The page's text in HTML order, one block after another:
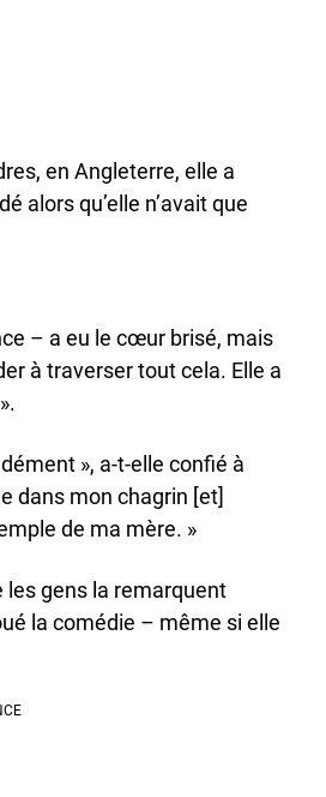
en Angleterre, elle a
alors qu’elle n’avait que
– a eu le cœur brisé, mais
à traverser tout cela. Elle a
», a-t-elle confié à
dans mon chagrin [et]
de ma mère. »
les gens la remarquent
la comédie – même si elle